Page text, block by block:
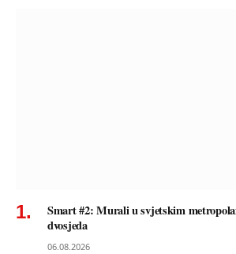
Smart #2: Murali u svjetskim
dvosjeda
06.08.2026